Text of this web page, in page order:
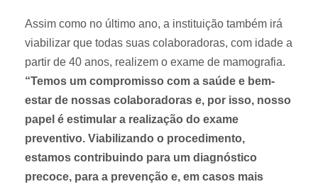
Assim como no último ano, a instituição também irá
viabilizar que todas suas colaboradoras, com idade a
partir de 40 anos, realizem o exame de mamografia.
“Temos um compromisso com a saúde e bem-
estar de nossas colaboradoras e, por isso, nosso
papel é estimular a realização do exame
preventivo. Viabilizando o procedimento,
estamos contribuindo para um diagnóstico
precoce, para a prevenção e, em casos mais